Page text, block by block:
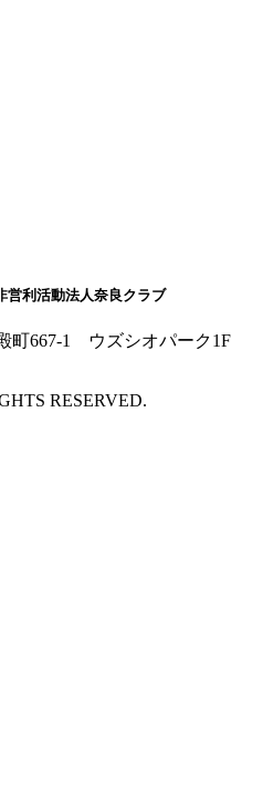
利活動法人奈良クラブ
町667-1
ウズシオパーク1F
RESERVED.